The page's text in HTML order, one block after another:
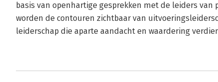
basis van openhartige gesprekken met de leiders
worden de contouren zichtbaar van
leiderschap die aparte aandacht en waardering